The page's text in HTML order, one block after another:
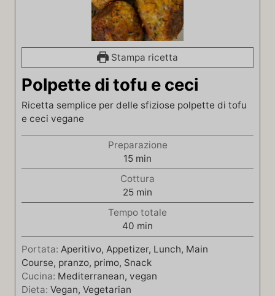
Stampa ricetta
Polpette di tofu e ceci
Ricetta semplice per delle sfiziose polpette di tofu
e ceci vegane
Preparazione
15m
i
n
u
t
i
min
Cottura
25m
i
n
u
t
i
min
Tempo totale
40 m
i
n
u
t
min
Portata: Aperitivo, Appetizer, Lunch, Main
Course, pranzo, primo, Snack
Cucina: Mediterranean, vegan
Dieta: Vegan, Vegetarian